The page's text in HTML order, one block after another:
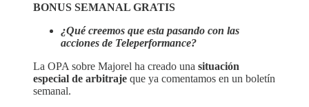
BONUS SEMANAL GRATIS
¿Qué creemos que esta pasando con las
acciones de Teleperformance?
La OPA sobre Majorel ha creado una situación
especial de arbitraje que ya comentamos en un boletín
semanal.